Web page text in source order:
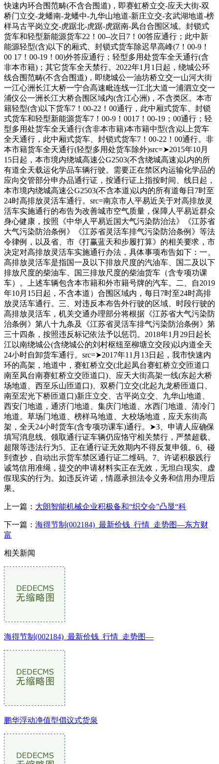
快速内环合围范畴(不含合围道)，即赛虹桥立交-应天大街-双
桥门立交-龙蟠南-龙蟠中-九华山地道-新庄立交-玄武湖地道-榜
样马古平岗立交-虎踞北-虎踞-虎踞南-凤台合围区域。封锁式
货车和轻型新能源货车22！00--次日7！00答应通行；此中新
能源轻型(含)以下的厢式、封锁式货车除迟早高峰(7！00-9！
00 17！00-19！00)外答应通行；轻型多用处货车全天通行(含
非本市籍)；其它货车全天禁行。2022年1月1日起，绕城公环
线合围范畴(不含合围道)，即绕城公一油坊桥立交一山河大街
一江心洲长江大桥一宁合高速毗连线一江北大道一浦泗立交一
浦仪公一洲长江大桥合围区域内(含江心洲)，不含类区。本市
籍轻型(含)以下货车7！00-22！00通行，此中厢式货车、封锁
式货车和轻型新能源货车7！00-9！0017！00-19；00通行；轻
型多用处货车全天通行(含非本市籍)本市籍中型(含)以上货车
全天通行，此中厢式货车、封锁式货车7！00-22！00通行。非
本市籍货车全天通行(轻型多用处货车除外)src=➤2015年10月
15日起，本市境内绕城高速公G2503(不含绕城高速)以内的所
有道全天载运化学品车辆行驶。需要正在禁区内运输化学品的
应向交管部分申办品通行证，按通行证上指按时间、线日起，
本市境内绕城高速公G2503(不含本道)以内的所有道每日7时至
24时高排放灵活车通行。src=南京市人平易近关于对高排放灵
活车实施通行的布告为改善城市空气质量，保障人平易近群众
身心健康，按照《中华人平易近国大气污染防治法》《江苏省
大气污染防治条例》《江苏省灵活车排气污染防治条例》等法
令律例，以及省、市《打赢蓝天和步履打算》的相关要求，市
决定对高排放灵活车实施通行办法，具体事项布告如下：一、
高排放灵活车是指国一及以下排放尺度的汽油车、国二及以下
排放尺度的柴油车、国三排放尺度的柴油货车（含专项功课
车）。上述车辆包含本市籍和外市籍号牌的汽车。二、自2019
年10月15日起，不含本道）合围区域内，每日7时至24时高排
放灵活车通行。三、对违反本布告外行驶的区域、时段行驶的
高排放灵活车，机关交通办理部分将根据《江苏省大气污染防
治条例》第八十九条及《江苏省灵活车排气污染防治条例》第
三十四条，按照违反标记依法予以惩罚。2018年1月29日起长
江以南绕城公(含绕城公的刘村枢纽至柳塘立交段)以内道全天
24小时自卸货车通行。src=➤2017年11月13日起，我市快速内
环的高架，地道中，赛虹桥立交(北起凤台赛虹桥立交匝道口
南至凤台南赛虹桥立交匝道口)、应天大街高架一线(东起大桥
场地道、西至乐山匝道口)、双桥门立交(北起九龙桥匝道口、
南至宏光下桥匝道口)新庄立交、古平岗立交、九华山地道、
西安门地道，通济门地道、集庆门地道、水西门地道、清冷门
地道。草场门地道、榜样马地道、大校场地道，应天东街高
架，全天24小时货车(含专项功课车)通行。➤3、申请人应确保
填写消息线、领取通行证车辆仍应恪守相关禁行，严禁超载、
超限等违法行为5、正在通行证无效期内不得反复申领。6、碰
到查抄，自动出示货车禁区通行证二维码。7、许诺积极践行
诚笃信用准绳，提交的申请材料实正在无效，无坦白现实、虚
假现实的行为。如违反许诺，情愿承担法令义务和信用办理后
果。
上一篇： 大朗智能机械企业积极备和“织交会”凸显“科
下一篇： 海得节制(002184)_最新价钱_行情_走势图—东方财
富
相关新闻
海得节制(002184)_最新价钱_行情_走势图—
鹏华浮动净值型倡议式货泉